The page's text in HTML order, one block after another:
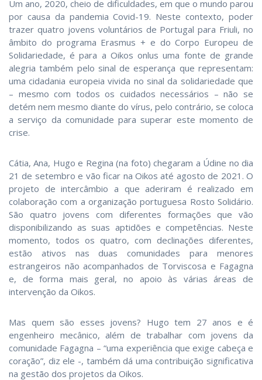
Um ano, 2020, cheio de dificuldades, em que o mundo parou
por causa da pandemia Covid-19. Neste contexto, poder
trazer quatro jovens voluntários de Portugal para Friuli, no
âmbito do programa Erasmus + e do Corpo Europeu de
Solidariedade, é para a Oikos onlus uma fonte de grande
alegria também pelo sinal de esperança que representam:
uma cidadania europeia vivida no sinal da solidariedade que
– mesmo com todos os cuidados necessários – não se
detém nem mesmo diante do vírus, pelo contrário, se coloca
a serviço da comunidade para superar este momento de
crise.
Cátia, Ana, Hugo e Regina (na foto) chegaram a Údine no dia
21 de setembro e vão ficar na Oikos até agosto de 2021. O
projeto de intercâmbio a que aderiram é realizado em
colaboração com a organização portuguesa Rosto Solidário.
São quatro jovens com diferentes formações que vão
disponibilizando as suas aptidões e competências. Neste
momento, todos os quatro, com declinações diferentes,
estão ativos nas duas comunidades para menores
estrangeiros não acompanhados de Torviscosa e Fagagna
e, de forma mais geral, no apoio às várias áreas de
intervenção da Oikos.
Mas quem são esses jovens? Hugo tem 27 anos e é
engenheiro mecânico, além de trabalhar com jovens da
comunidade Fagagna – “uma experiência que exige cabeça e
coração”, diz ele -, também dá uma contribuição significativa
na gestão dos projetos da Oikos.